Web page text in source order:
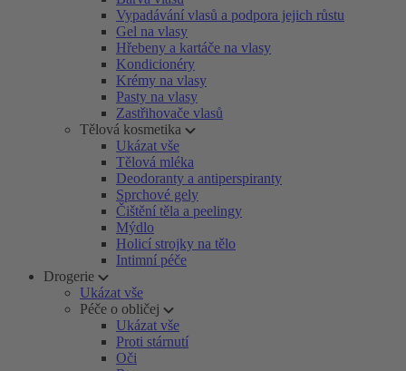
Vypadávání vlasů a podpora jejich růstu
Gel na vlasy
Hřebeny a kartáče na vlasy
Kondicionéry
Krémy na vlasy
Pasty na vlasy
Zastřihovače vlasů
Tělová kosmetika
Ukázat vše
Tělová mléka
Deodoranty a antiperspiranty
Sprchové gely
Čištění těla a peelingy
Mýdlo
Holicí strojky na tělo
Intimní péče
Drogerie
Ukázat vše
Péče o obličej
Ukázat vše
Proti stárnutí
Oči